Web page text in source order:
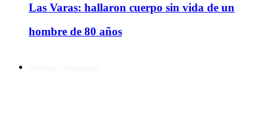
Las Varas: hallaron cuerpo sin vida de un
hombre de 80 años